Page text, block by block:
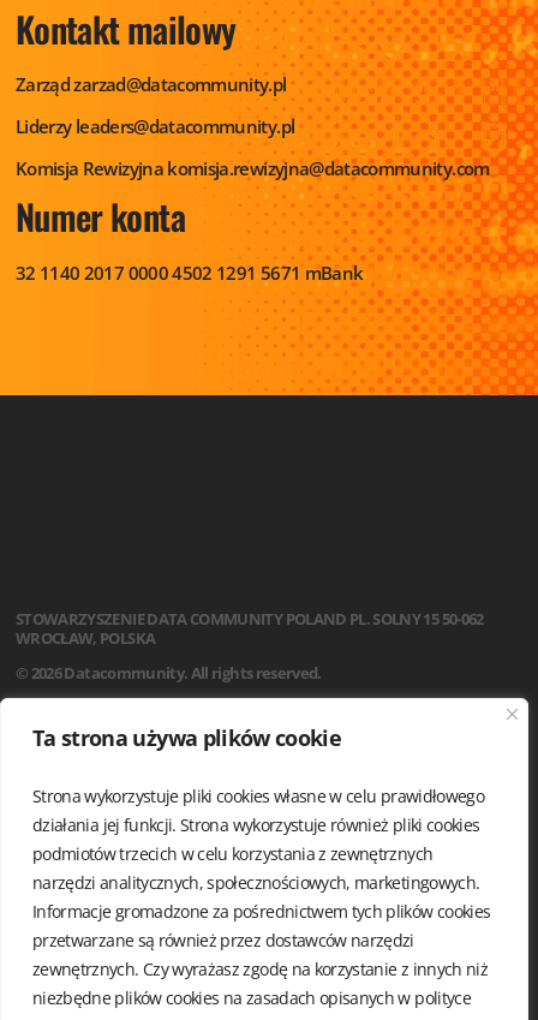
Ta strona używa plików cookie
Strona wykorzystuje pliki cookies własne w celu prawidłowego
działania jej funkcji. Strona wykorzystuje również pliki cookies
podmiotów trzecich w celu korzystania z zewnętrznych
narzędzi analitycznych, społecznościowych, marketingowych.
Informacje gromadzone za pośrednictwem tych plików cookies
przetwarzane są również przez dostawców narzędzi
zewnętrznych. Czy wyrażasz zgodę na korzystanie z innych niż
niezbędne plików cookies na zasadach opisanych w polityce
Kontakt mailowy
Zarządzarzad@datacommunity.pl
Liderzy leaders@datacommunity.pl
Komisja Rewizyjna komisja.rewizyjna@datacommunity.com
Numer konta
32 1140 2017 0000 4502 1291 5671mBank
STOWARZYSZENIEDATA COMMUNITY POLAND PL. SOLNY 1550-062
WROCŁAW, POLSKA
© 2026 Datacommunity. All rights reserved.
AKTUALNOŚCI
STATUT
REGULAMIN
ZARZĄD I KOMISJA REWIZYJNA
GRUPY LOKALNE
KALENDARIUM
KONTAKT
POLITYKA PRYWATNOŚCI